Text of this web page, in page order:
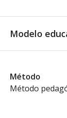
Modelo
Método
Método